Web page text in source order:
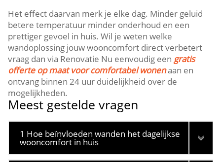
Het effect daarvan merk je elke dag.​ Minder geluid
betere temperatuur minder onderhoud en een
prettiger gevoel in huis.​ Wil je weten welke
wandoplossing jouw wooncomfort direct verbetert
vraag dan via Renovatie Nu eenvoudig een gratis
offerte op maat voor comfortabel wonenaan en
ontvang binnen 24 uur duidelijkheid over de
mogelijkheden.​
Meest gestelde vragen
1 Hoe beïnvloeden wanden het dagelijkse
wooncomfort in huis